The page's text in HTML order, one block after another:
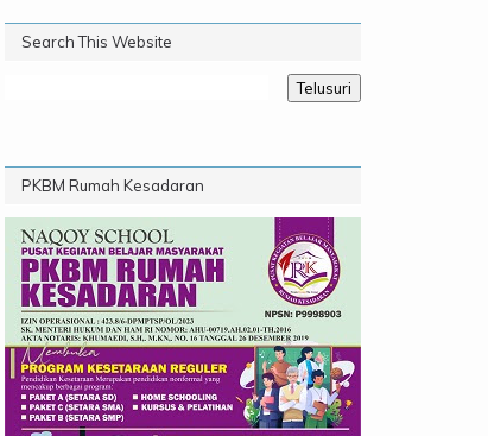
Search This Website
PKBM Rumah Kesadaran